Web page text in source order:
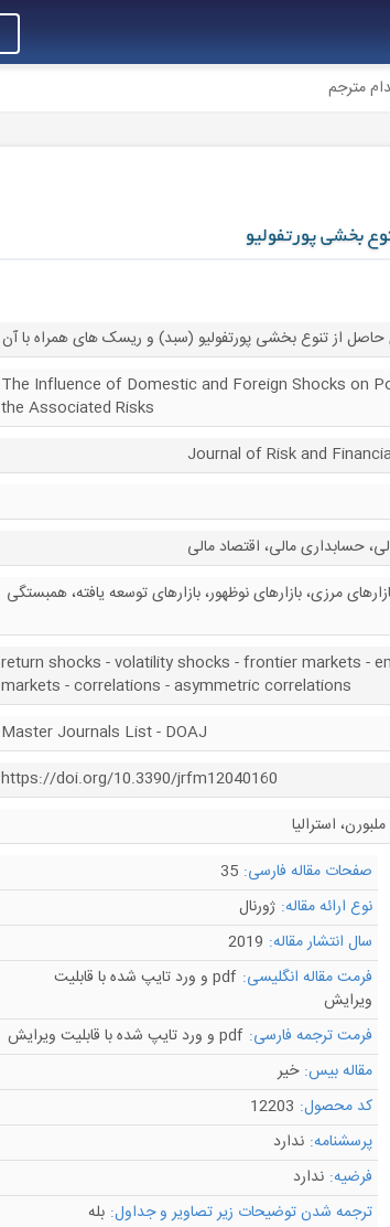
مترجم
بخشی پورتفولیو
از تنوع بخشی پورتفولیو (سبد) و ریسک های همراه با آن
The Influence of Domestic and Foreign Shocks on
the Associated Risks
حسابداری مالی، اقتصاد مالی
مرزی، بازارهای نوظهور، بازارهای توسعه یافته، همبستگی
return shocks - volatility shocks - frontier markets -
markets - correlations - asymmetric correlations
Master Journals List - DOAJ
https://doi.org/10.3390/jrfm12040160
صفحات مقاله فارسی: 35
نوع ارائه مقاله: ژورنال
سال انتشار مقاله: 2019
فرمت مقاله انگلیسی:
pdf و ورد تایپ شده با قابلیت
ویرایش
فرمت ترجمه فارسی: pdf و ورد تایپ شده با قابلیت ویرایش
مقاله بیس: خیر
کد محصول: 12203
پرسشنامه: ندارد
فرضیه: ندارد
ترجمه شدن توضیحات زیر تصاویر و جداول: بله